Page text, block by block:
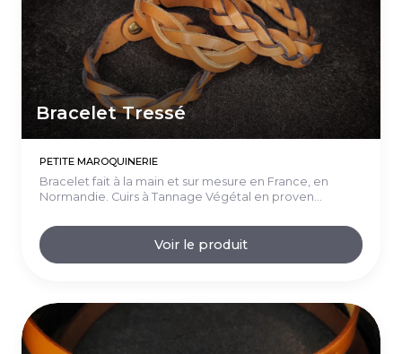
Bracelet Tressé
PETITE MAROQUINERIE
Bracelet fait à la main et sur mesure en France, en
Normandie. Cuirs à Tannage Végétal en proven...
Voir le produit